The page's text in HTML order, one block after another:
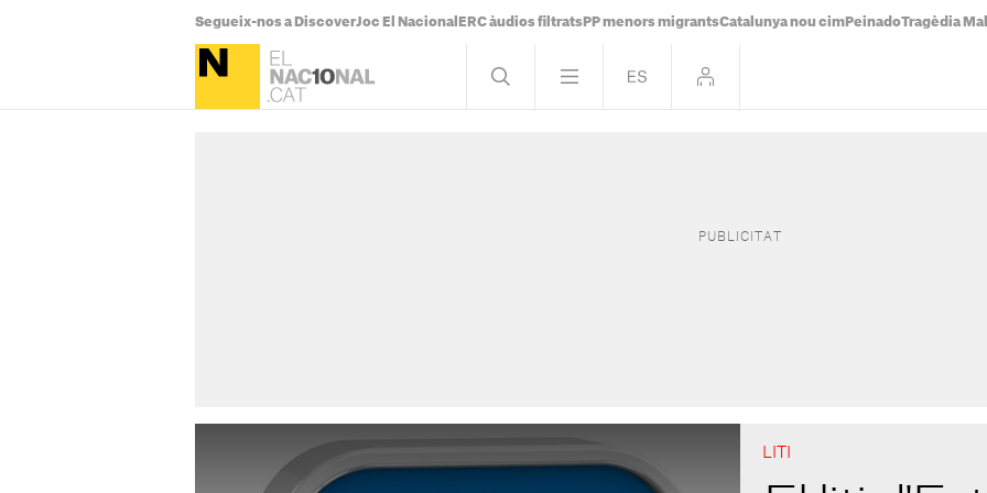
Segueix-nos a DiscoverJoc El Nacional ERC àudios filtrats PP menors migrantsCatalunya nou cim PeinadoTragèdia
LITI